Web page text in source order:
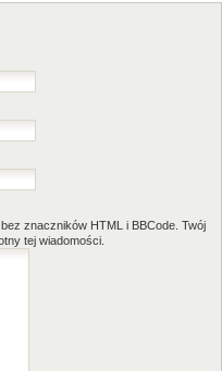
k
znaczników HTML i BBCode. Twój
tej wiadomości.